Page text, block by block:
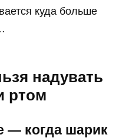
куда больше
надувать
ртом
— когда шарик